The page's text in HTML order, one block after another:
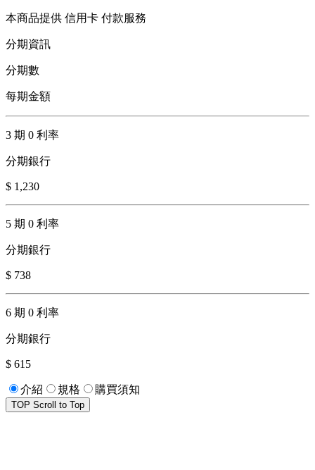
本商品提供 信用卡 付款服務
分期資訊
分期數
每期金額
3 期 0 利率
分期銀行
$ 1,230
5 期 0 利率
分期銀行
$ 738
6 期 0 利率
分期銀行
$ 615
介紹 規格 購買須知
TOP Scroll to Top